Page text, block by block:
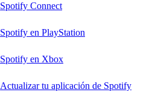
Spotify Connect
Spotify en PlayStation
Spotify en Xbox
Actualizar tu aplicación de Spotify